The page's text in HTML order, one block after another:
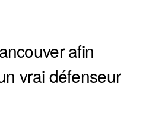
afin
vrai défenseur